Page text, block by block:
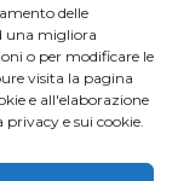
delle
una migliora
o per modificare le
visita la pagina
e all'elaborazione
e sui cookie.